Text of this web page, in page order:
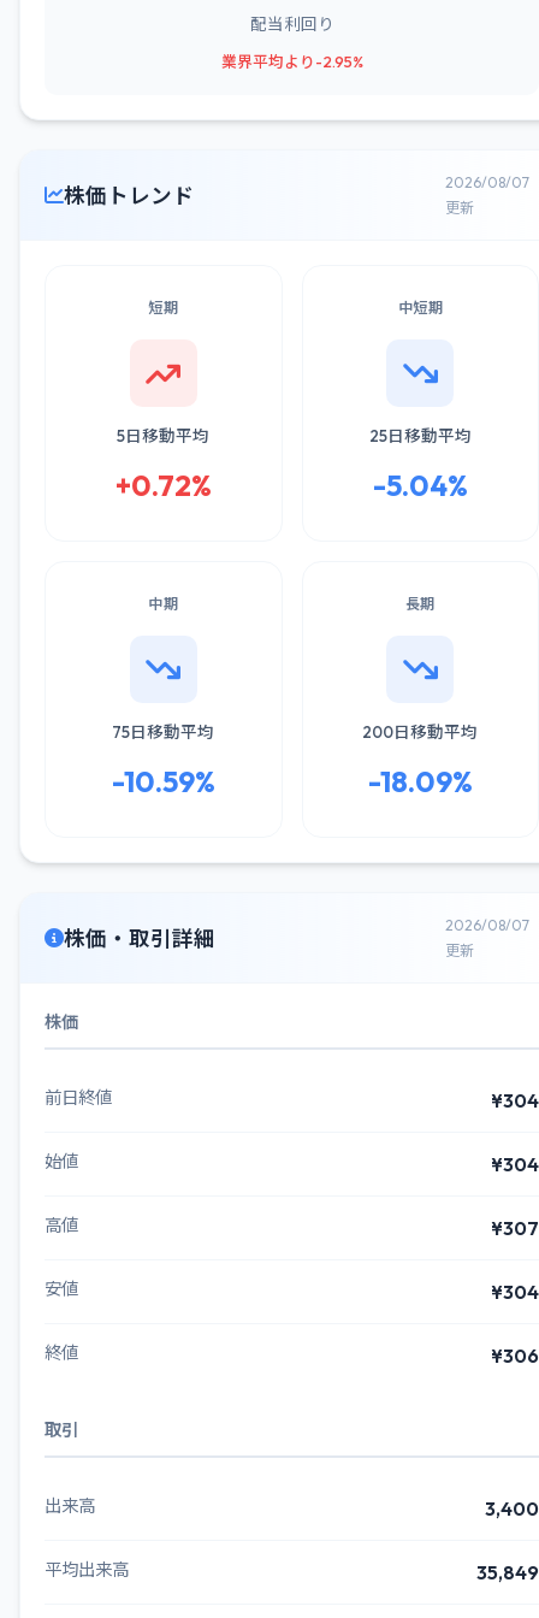
配当利回り
業界平均より-2.95%
株価トレンド
2026/08/07
更新
短期
5日移動平均
+0.72%
中短期
25日移動平均
-5.04%
中期
75日移動平均
-10.59%
長期
200日移動平均
-18.09%
株価・取引詳細
2026/08/07
更新
株価
前日終値 ¥304
始値 ¥304
高値 ¥307
安値 ¥304
終値 ¥306
取引
出来高 3,400
平均出来高 35,849